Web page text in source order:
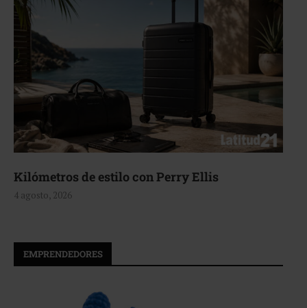
Kilómetros de estilo con Perry Ellis
4 agosto, 2026
EMPRENDEDORES